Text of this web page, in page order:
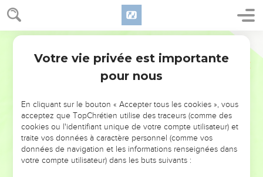
NE MANQUEZ PAS L’ÉVÉNEMENT
DE L’ANNÉE !
ET SI LEURS ERREURS POUVAIENT VOUS ÉVITER LES
VOTRES ?
Votre vie privée est importante
pour nous
En cliquant sur le bouton « Accepter tous les cookies », vous
acceptez que TopChrétien utilise des traceurs (comme des
cookies ou l'identifiant unique de votre compte utilisateur) et
traite vos données à caractère personnel (comme vos
données de navigation et les informations renseignées dans
votre compte utilisateur) dans les buts suivants :